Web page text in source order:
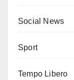
Social News
Sport
Tempo Libero